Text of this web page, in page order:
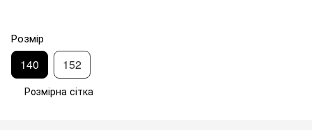
Розмір
140 152
Розмірна сітка